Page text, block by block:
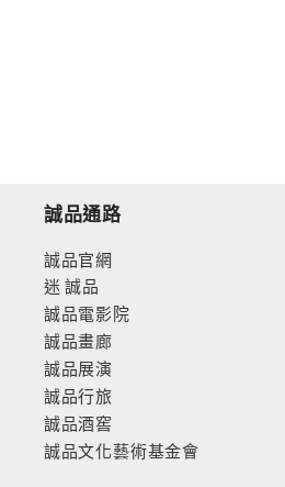
誠品通路
誠品官網
迷 誠品
誠品電影院
誠品畫廊
誠品展演
誠品行旅
誠品酒窖
誠品文化藝術基金會